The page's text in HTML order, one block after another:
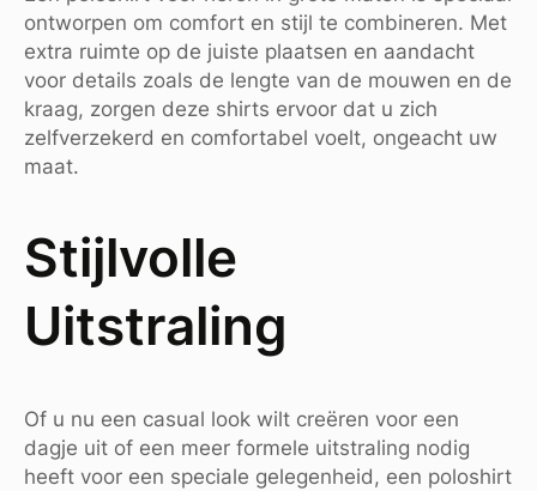
ontworpen om comfort en stijl te combineren. Met
extra ruimte op de juiste plaatsen en aandacht
voor details zoals de lengte van de mouwen en de
kraag, zorgen deze shirts ervoor dat u zich
zelfverzekerd en comfortabel voelt, ongeacht uw
maat.
Stijlvolle
Uitstraling
Of u nu een casual look wilt creëren voor een
dagje uit of een meer formele uitstraling nodig
heeft voor een speciale gelegenheid, een poloshirt